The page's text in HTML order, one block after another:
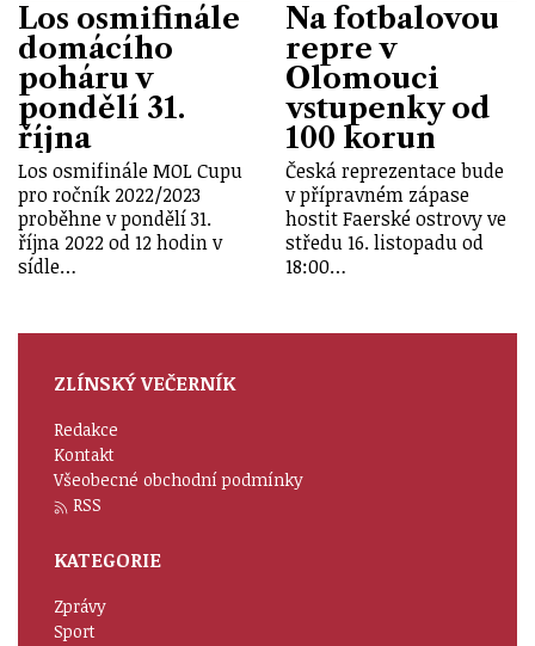
Los osmifinále
domácího
poháru v
pondělí 31.
října
Los osmifinále MOL Cupu
pro ročník 2022/2023
proběhne v pondělí 31.
října 2022 od 12 hodin v
sídle…
Na fotbalovou
repre v
Olomouci
vstupenky od
100 korun
Česká reprezentace bude
v přípravném zápase
hostit Faerské ostrovy ve
středu 16. listopadu od
18:00…
ZLÍNSKÝ VEČERNÍK
Redakce
Kontakt
Všeobecné obchodní podmínky
RSS
KATEGORIE
Zprávy
Sport